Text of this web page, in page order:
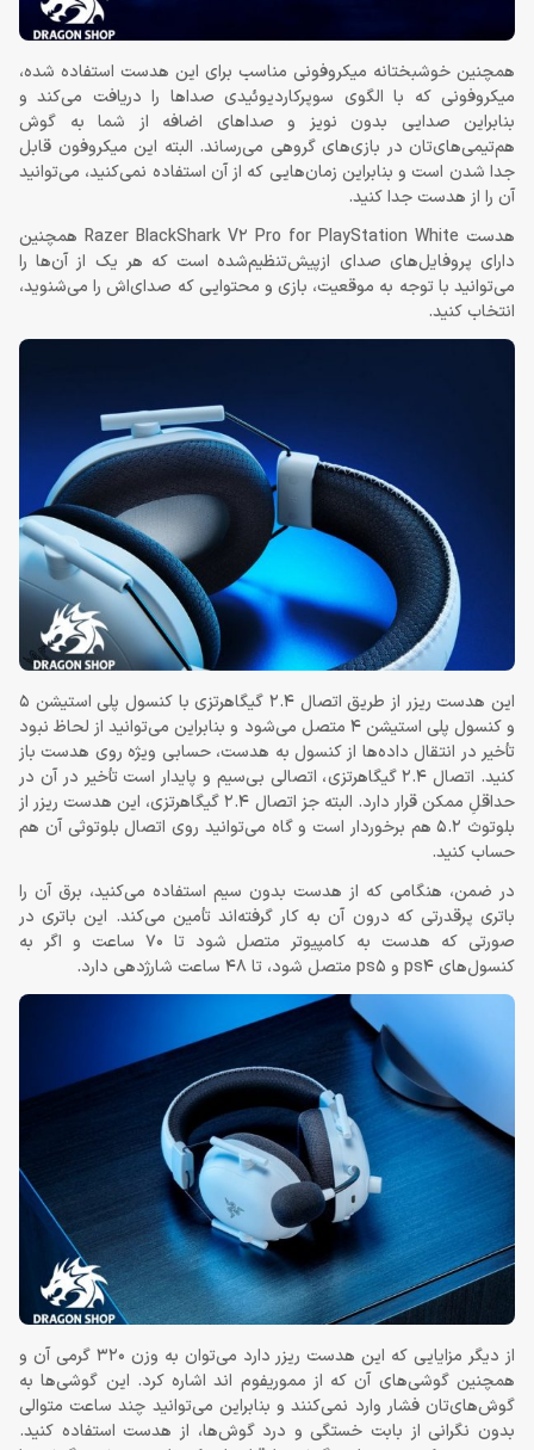
همچنین خوشبختانه میکروفونی مناسب برای این هدست استفاده شده،
میکروفونی که با الگوی سوپرکاردیوئیدی صداها را دریافت می‌کند و
بنابراین صدایی بدون نویز و صداهای اضافه از شما به گوش
هم‌تیمی‌های‌تان در بازی‌های گروهی می‌رساند. البته این میکروفون قابل
جدا شدن است و بنابراین زمان‌‌هایی که از آن استفاده نمی‌کنید، می‌توانید
آن را از هدست جدا کنید.
هدست Razer BlackShark V2 Pro for PlayStation White همچنین
دارای پروفایل‌های صدای ازپیش‌تنظیم‌شده است که هر یک از آن‌‌ها را
می‌توانید با توجه به موقعیت، بازی و محتوایی که صدای‌اش را می‌شنوید،
انتخاب کنید.
این هدست ریزر از طریق اتصال 2.4 گیگاهرتزی با کنسول پلی استیشن 5
و کنسول پلی استیشن 4 متصل می‌شود و بنابراین می‌توانید از لحاظ نبود
تأخیر در انتقال داده‌ها از کنسول به هدست، حسابی ویژه روی هدست باز
کنید. اتصال 2.4 گیگاهرتزی، اتصالی بی‌سیم و پایدار است تأخیر در آن در
حداقلِ ممکن قرار دارد. البته جز اتصال 2.4 گیگاهرتزی، این هدست ریزر از
بلوتوث 5.2 هم برخوردار است و گاه می‌توانید روی اتصال بلوتوثی آن هم
حساب کنید.
در ضمن، هنگامی که از هدست بدون سیم استفاده می‌کنید، برق آن را
باتری پرقدرتی که درون آن به کار گرفته‌اند تأمین می‌کند. این باتری در
صورتی که هدست به کامپیوتر متصل شود تا 70 ساعت و اگر به
کنسول‌های ps4 و ps5 متصل شود، تا 48 ساعت شارژدهی دارد.
از دیگر مزایایی که این هدست ریزر دارد می‌توان به وزن 320 گرمی آن و
همچنین گوشی‌های آن که از مموری‎فوم اند اشاره کرد. این گوشی‌ها به
گوش‌های‌تان فشار وارد نمی‌کنند و بنابراین می‌توانید چند ساعت متوالی
بدون نگرانی از بابت خستگی و درد گوش‌ها، از هدست استفاده کنید.